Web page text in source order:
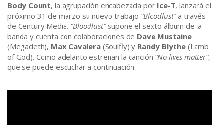
Body Count, la agrupación encabezada por Ice-T, lanzará el
próximo 31 de marzo su nuevo trabajo “Bloodlust”a través
de Century Media. “Bloodlust”supone el sexto álbum de la
banda y cuenta con colaboraciones de Dave Mustaine
(Megadeth), Max Cavalera (Soulfly) y Randy Blythe (Lamb
of God). Como adelanto estrenan la canción “No lives matter”,
que se puede escuchar a continuación.